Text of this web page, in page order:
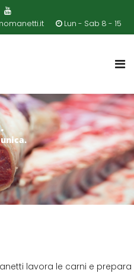
Lun - Sab 8 - 15
lavora le carni e prepara